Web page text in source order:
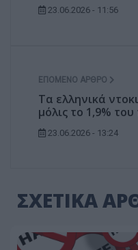
23.06.2026 - 11:56
ΕΠΌΜΕΝΟ ΆΡΘΡΟ
Τα ελληνικά
μόλις το 1,9%
23.06.2026 - 13:24
ΣΧΕΤΙΚΑ